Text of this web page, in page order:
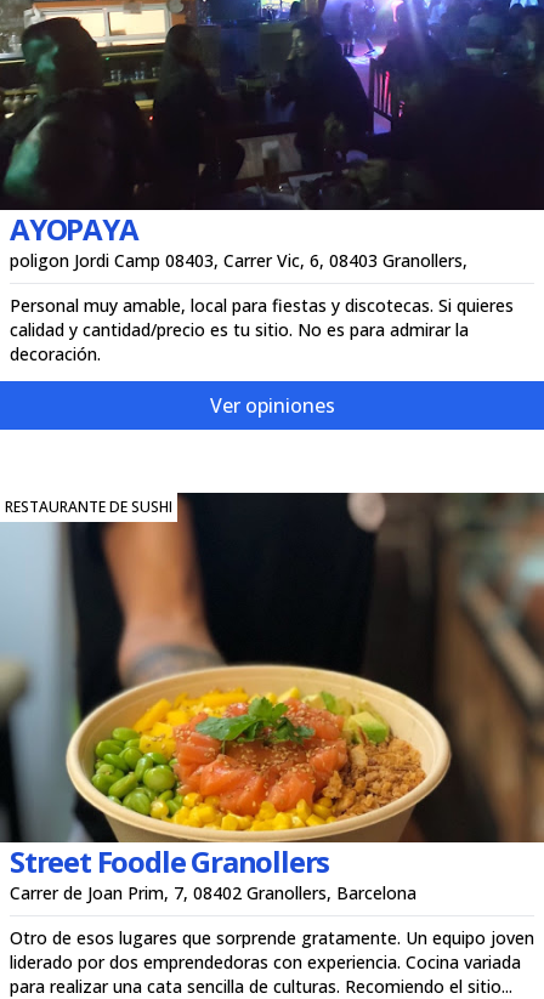
AYOPAYA
poligon Jordi Camp 08403, Carrer Vic, 6, 08403 Granollers,
Personal muy amable, local para fiestas y discotecas. Si quieres
calidad y cantidad/precio es tu sitio. No es para admirar la
decoración.
Ver opiniones
RESTAURANTE DE SUSHI
Street Foodle Granollers
Carrer de Joan Prim, 7, 08402 Granollers, Barcelona
Otro de esos lugares que sorprende gratamente. Un equipo joven
liderado por dos emprendedoras con experiencia. Cocina variada
para realizar una cata sencilla de culturas. Recomiendo el sitio...